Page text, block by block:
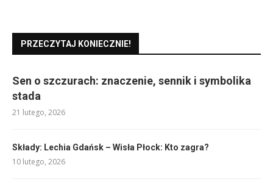
PRZECZYTAJ KONIECZNIE!
Sen o szczurach: znaczenie, sennik i symbolika
stada
21 lutego, 2026
Składy: Lechia Gdańsk – Wisła Płock: Kto zagra?
10 lutego, 2026